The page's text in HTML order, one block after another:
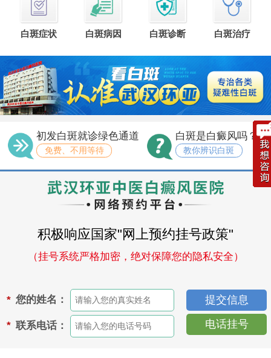
白斑症状 白斑病因 白斑诊断 白斑治疗
初发白斑就诊绿色通道
免费、不用等待
白斑是白癜风吗？
教你辨识白斑
积极响应国家"网上预约挂号政策"
（挂号系统严格加密，绝对保障您的隐私安全）
* 您的姓名：
* 联系电话： 电话挂号